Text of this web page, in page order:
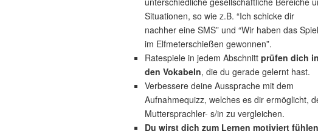
Situationen, so wie z.B. “Ich schicke dir
nachher eine SMS” und “Wir haben das Spiel
im Elfmeterschießen gewonnen”.
Ratespiele in jedem Abschnitt prüfen dich in
den Vokabeln, die du gerade gelernt hast.
Verbessere deine Aussprache mit dem
Aufnahmequizz, welches es dir ermöglicht,
Muttersprachler- s/in zu vergleichen.
Du wirst dich zum Lernen motiviert fühlen